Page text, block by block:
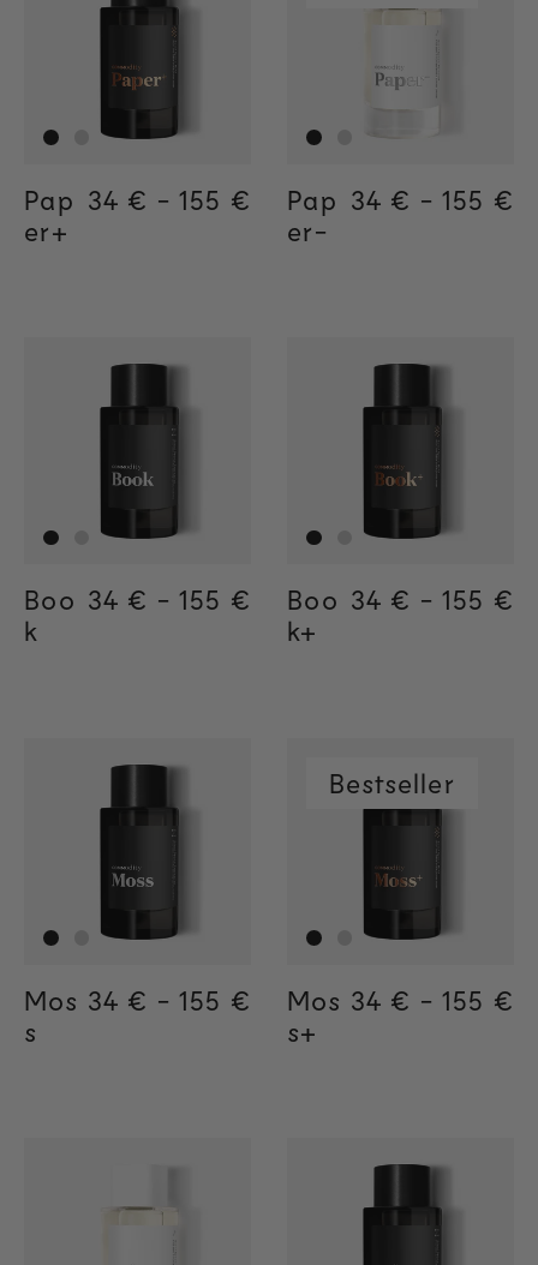
Pap
er+
Regular price
34 € - 155 €
Regular price
155€
Regular price
34€
Pap
er-
Regular price
34 € - 155 €
155€
34€
Boo
k
Regular price
34 € - 155 €
Regular price
155€
Regular price
34€
Boo
k+
Regular price
34 € - 155 €
155€
34€
Mos
s
Regular price
34 € - 155 €
Regular price
155€
Regular price
34€
Bestseller
Mos
s+
Regular price
34 € - 155 €
155€
34€